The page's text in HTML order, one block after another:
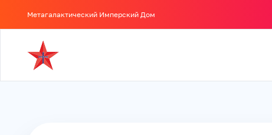
Метагалактический Имперский Дом